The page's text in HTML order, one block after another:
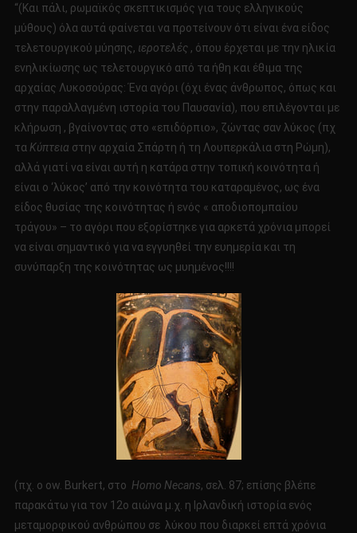
“(Και πάλι, ρωμαϊκός σκεπτικισμός για τους ελληνικούς
μύθους) όλα αυτά φαίνεται να προτείνουν ότι είναι ένα είδος
τελετουργικού μύησης, ιεροτελές, όπου έρχεται με την ηλικία
ενηλικίωσης ως τελετουργικό από τα ήθη και έθιμα της
αρχαίας Λυκοσούρας: Ένα αγόρι (όχι ένας άνθρωπος, όπως και
στην παραλλαγμένη ιστορία του Παυσανία), που επιλέγονται με
κλήρωση , βγαίνοντας στο «επιδόρπιο», ζώντας σαν λύκος (πχ
τα Κύπτεια στην αρχαία Σπάρτη ή τη Λουπερκάλια στη Ρώμη),
αλλά γιατί να είναι αυτή η κατάρα στην τοπική κοινότητα ή
είναι ο ‘λύκος’ από την κοινότητα του καταραμένος, ως ένα
είδος θυσίας της κοινότητας ή ενός « αποδιοπομπαίου
τράγου» – το αγόρι που εξορίστηκε για αρκετά χρόνια μπορεί
να είναι σημαντικό για να εγγυηθεί την ευημερία και τη
συνύπαρξη της κοινότητας ως μυημένος!!!!
(πχ. ο οw. Βurkert, στο Homo Necans, σελ. 87; επίσης βλέπε
παρακάτω για τον 12ο αιώνα μ.χ. η Ιρλανδική ιστορία ενός
μεταμορφικού ανθρώπου σε λύκου που διαρκεί επτά χρόνια